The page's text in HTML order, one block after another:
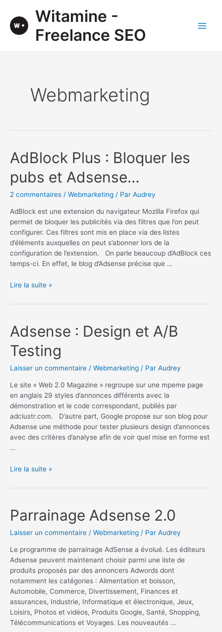
contenu
Witamine -
Freelance SEO
Webmarketing
AdBlock Plus : Bloquer les
pubs et Adsense…
2 commentaires / Webmarketing / Par Audrey
AdBlock est une extension du navigateur Mozilla Firefox qui
permet de bloquer les publicités via des filtres que l’on peut
configurer. Ces filtres sont mis en place via des listes
d’éléments auxquelles on peut s’abonner lors de la
configuration de l’extension. On parle beaucoup d’AdBlock ces
temps-ci. En effet, le blog d’Adsense précise que …
AdBlock
:
les
pubs
et
Adsense…
Lire la suite »
Adsense : Design et A/B
Testing
Laisser un commentaire / Webmarketing / Par Audrey
Le site « Web 2.0 Magazine » regroupe sur une mpeme page
en anglais 29 styles d’annonces différents avec la
démonstration et le code correspondant, publiés par
adclustr.com. D’autre part, Google propose sur son blog pour
Adsense une méthode pour tester plusieurs design d’annonces
avec des critères d’analyse afin de voir quel mise en forme est
…
Adsense
Design
A/B
Testing
Lire la suite »
Parrainage Adsense 2.0
Laisser un commentaire / Webmarketing / Par Audrey
Le programme de parrainage AdSense a évolué. Les éditeurs
Adsense peuvent maintenant choisir parmi une liste de
produits proposés par des annoncers Adwords dont
notamment les catégories : Alimentation et boisson,
Automobile, Commerce, Divertissement, Finances et
assurances, Industrie, Informatique et électronique, Jeux,
Loisirs, Photos et vidéos, Produits Google, Santé, Shopping,
Télécommunications et Voyages. Les nouveautés …